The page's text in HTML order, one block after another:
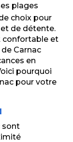
plages
choix pour
de détente.
confortable et
Carnac
en
pourquoi
pour votre
sont